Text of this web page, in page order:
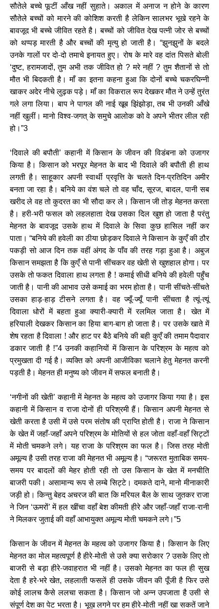
सौतेले बच्चे फूटीं आँख नहीं सुहाते। अकाल में अनाज न होने के कारण
सौतेले बच्चों को मारने की कोशिश करती है लेकिन सालभर भूखे रहने के
बावजूद भी बच्चे जीवित रहते है। बच्चों को जीवित देख पत्नी जोर से बच्चों
को थप्पड़ मारती है और बच्चों की मृत्यु हो जाती है।
“झुनझुनों के बदले
उनके गालों पर दो-दो तमाचे इनायत हुए। रोष के मारे वह दांत पिसते बोली
‘दुष्ट,हरामजादों,तुम अभी तक जीवित हो?मरे नहीं?तुम शैतानों से तो
मौत भी बिदकती है। माँ का इतना कहना हुआ कि दोनों बच्चे चकरघिन्नी
खाकर अदेर नीचे लुढ़क पड़े। माँ का विकराल रूप देखकर मौत ने उन्हें तुरंत
गले लगा लिया। बाप ने पागल की नाई खूब झिंझोड़ा,तब भी उनकी आँखे
नहीं खुलीं। मानो विश्व-जगत् के समुचे आलोक को वे अपने भीतर लील रही
हो। ”3
‘दिवाले की बपौती’कहानी में किसान के जीवन की विडंबना को उजागर
किया है। किसान को भरपूर मेहनत के बाद भी दिवाले की बपौती ही हाथ
लगती है। साहूकार अपनी स्वार्थी प्रवृत्ति के चलते दिन-प्रतिदिन अमीर
बनता जा रहा है। बनिये का वंश चले तो वह चाँद,सूरज,बादल,पानी सब
खरीद ले वह तो कुदरत का भी सौदा कर ले। किसान जी तोड़ मेहनत करता
है। हरी-भरी फसल को लहलहाता देख उसका दिल खुश हो जाता है परंतु
मेहनत के बावजूद उसके हाथ में दिवाले के सिवा कुछ हासिल नहीं कर
पाता।“बनिये की हवेली का ठीया छोड़कर दिवाले ने किसान के कुएँ की ठौर
पकड़ी सो आज दिन तक वहीं अंगद के पाँव की तरह गड़ा हुआ है। अबुज
किसान समझता है कि कुएँ से पानी सींचकर वह खेती से खुशहाल होगा। पर
उसके तो फकत दिवाला हाथ लगता है ! कमाई सीधी बनिये की हवेली पहुँच
जाती है। पानी की आभाव उसे कमाई का भरम होता है। पानी सींचते-सींचते
उसका हाड़-हाड़ टीसने लगता है। वह ज्यूँ-ज्यूँ पानी सींचता है त्यूं-त्यूं
दिवाला धोरों में बहता हुआ क्यारी-क्यारी में रलमिल जाता है। खेत में
हरियाली देखकर किसान का हिया बाग-बाग हो जाता है। पर उसके खाते में
शेष रहता है दिवाला ! और हाट पर बैठे बनिये की बही कुएँ की तमाम पैदावार
डकार जाती है !”4उनकी कहानियों में किसान के परिश्रम के महत्व को
प्रमुखता दी गई है। व्यक्ति को अपनी आजीविका चलाने हेतु मेहनत करनी
पड़ती है। मेहनत ही मनुष्य को जीवन में सफल बनाती है।
‘नगीनों की खेती’कहानी में मेहनत के महत्व को उजागर किया गया है। इस
कहानी में किसान व राजा दोनों ही परिश्रमी हैं। किसान अपनी मेहनत से
खेती करता है उसी में उसे परम संतोष की प्राप्ति होती है। राजा ने किसान
के खेत में जहाँ-जहाँ अपने परिश्रम के मोतियों से हल जोता वहाँ-वहाँ सिट्टों
में मोती चमकने लगे। यह राजा के परिश्रम का फल है। जिस तरह मोती
अमूल्य है उसी तरह राजा की मेहनत भी अमूल्य है।“जरूरत मुताबिक समय-
समय पर बादलों की मेहर होती रही तो उस किसान के खेत में मनचीति
बाजरी पकी। असामान्य रूप से लम्बे सिट्टे। दमकते दाने,मानो मीनाकारी
जड़ी हो। किन्तु बेहद अचरज की बात कि मरियल बैल के साथ जुतकर राजा
ने जिन ‘ऊमरों’में हल खींचा वहाँ बेश कीमती हीरे और जहाँ-जहाँ राजा-रानी
ने मिलकर जुताई की वहाँ आभायुक्त अमूल्य मोती चमकने लगे। ”5
किसान के जीवन में मेहनत के महत्व को उजागर किया है। किसान के लिए
मेहनत का मोल महत्वपूर्ण है हीरे-मोती से उसे क्या सरोकार ?उसके लिए तो
बाजरी से बड़ा हीरे-जवाहरात भी नहीं है। उसको मेहनत का फल ही सुख
देता है हरे-भरे खेत,लहलाती फसलें ही उसके जीवन की पूँजी है फिर उसे
कोई लालच कैसे ललचा सकता है। किसान जो अन्न उपजाता है उसी से
संपूर्ण देश का पेट भरता है। भूख़ लगने पर हम हीरे-मोती नहीं खा सकतें जाने